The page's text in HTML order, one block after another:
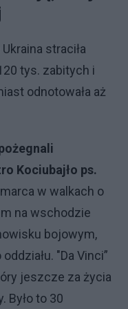
straciła
tys. zabitych i
odnotowała aż
Kociubajło ps.
w walkach o
na wschodzie
bojowym,
"Da Vinci”
jeszcze za życia
Było to 30